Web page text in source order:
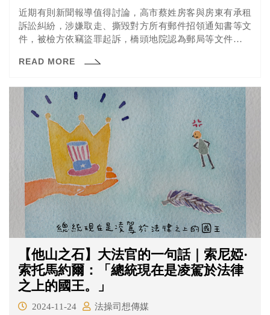
近期有則新聞報導值得討論，高市蔡姓房客與房東有承租
訴訟糾紛，涉嫌取走、撕毀對方所有郵件招領通知書等文
件，被檢方依竊盜罪起訴，橋頭地院認為郵局等文件，並
READ MORE
【他山之石】大法官的一句話｜索尼婭·
索托馬約爾：「總統現在是凌駕於法律
之上的國王。」
2024-11-24
法操司想傳媒